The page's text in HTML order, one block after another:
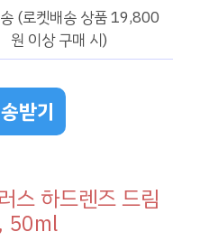
(로켓배송 상품 19,800
원 이상 구매 시)
받기
스 하드렌즈 드림
50ml